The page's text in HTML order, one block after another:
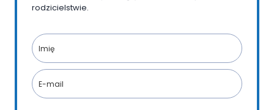
rodzicielstwie.